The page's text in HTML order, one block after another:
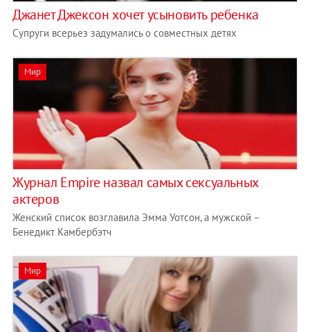
Джанет Джексон хочет усыновить ребенка
Супруги всерьез задумались о совместных детях
Мир
Журнал Empire назвал самых сексуальных
актеров
Женский список возглавила Эмма Уотсон, а мужской –
Бенедикт Камбербэтч
Мир